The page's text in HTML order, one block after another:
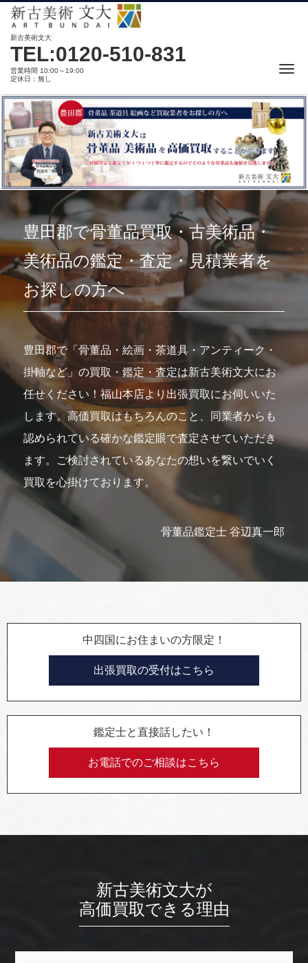
新古美術文大
TEL:0120-510-831
営業時間 10:00～19:00
定休日：無し
豊田郡で骨董品買取・古美術品・
美術品の鑑定・査定・見積業者を
お探しの方へ
豊田郡で「骨董品・絵画・茶道具・アンティーク・
掛軸など」の買取・鑑定・査定は新古美術文大にお
任せください！福山本店より出張買取にお伺いいた
します。高価買取はもちろんのこと、同業者からも
認められている確かな鑑定眼で査定させていただき
ます。ご検討されているあなたの想いを繋いでいく
買取を心掛けております。
骨董品鑑定士 谷辺真一郎
中四国にお住まいの方限定！
出張買取の受付はこちら
鑑定士と直接話したい！
お電話でのご相談はこちら
新古美術文大が
高価買取できる理由